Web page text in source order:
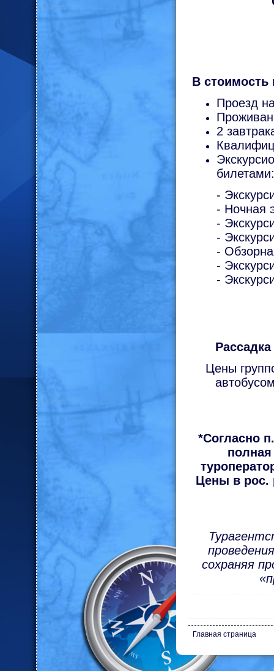
В стоимость
Проезд
2
билетами:
-
- Ночная
-
-
-
-
-
Цены
*Согласно
полная
Цены в рос.
сохраняя
Главная страница